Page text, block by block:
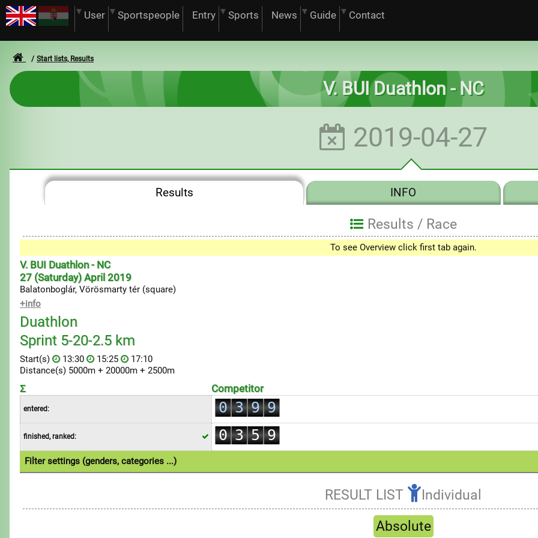
User Sportspeople Entry Sports News Guide Contact
Start lists, Results
V. BUI Duathlon - NC
2019-04-27
Results INFO
Results / Race
To see Overview click first tab again.
V. BUI Duathlon - NC
27 (Saturday) April 2019
Balatonboglár, Vörösmarty tér (square)
+info
Duathlon
Sprint 5-20-2.5 km
Start(s) 13:30 15:25
17:10
Distance(s) 5000m + 20000m + 2500m
Σ Competitor
entered:
0
1
2
2
3
4
5
0
8
9
0
9
finished, ranked:
0
1
2
4
1
2
3
4
5
7
2
3
4
5
6
7
9
7
8
9
Filter settings (genders, categories ...)
Refresh
RESULT LIST
Individual
Absolute